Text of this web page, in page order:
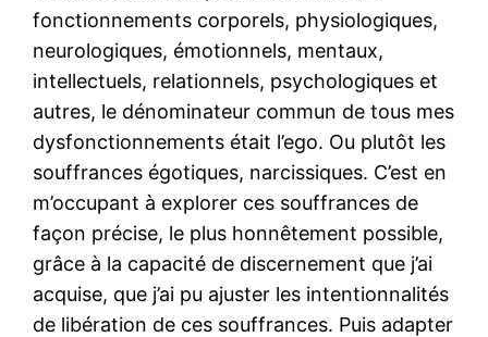
fonctionnements corporels, physiologiques,
neurologiques, émotionnels, mentaux,
intellectuels, relationnels, psychologiques et
autres, le dénominateur commun de tous mes
dysfonctionnements était l’ego. Ou plutôt les
souffrances égotiques, narcissiques. C’est en
m’occupant à explorer ces souffrances de
façon précise, le plus honnêtement possible,
grâce à la capacité de discernement que j’ai
acquise, que j’ai pu ajuster les intentionnalités
de libération de ces souffrances. Puis adapter